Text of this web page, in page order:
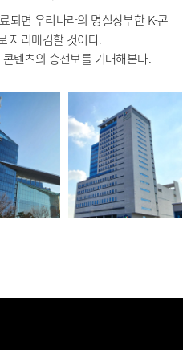
되면 우리나라의 명실상부한 K-콘
자리매김할 것이다.
텐츠의 승전보를 기대해본다.